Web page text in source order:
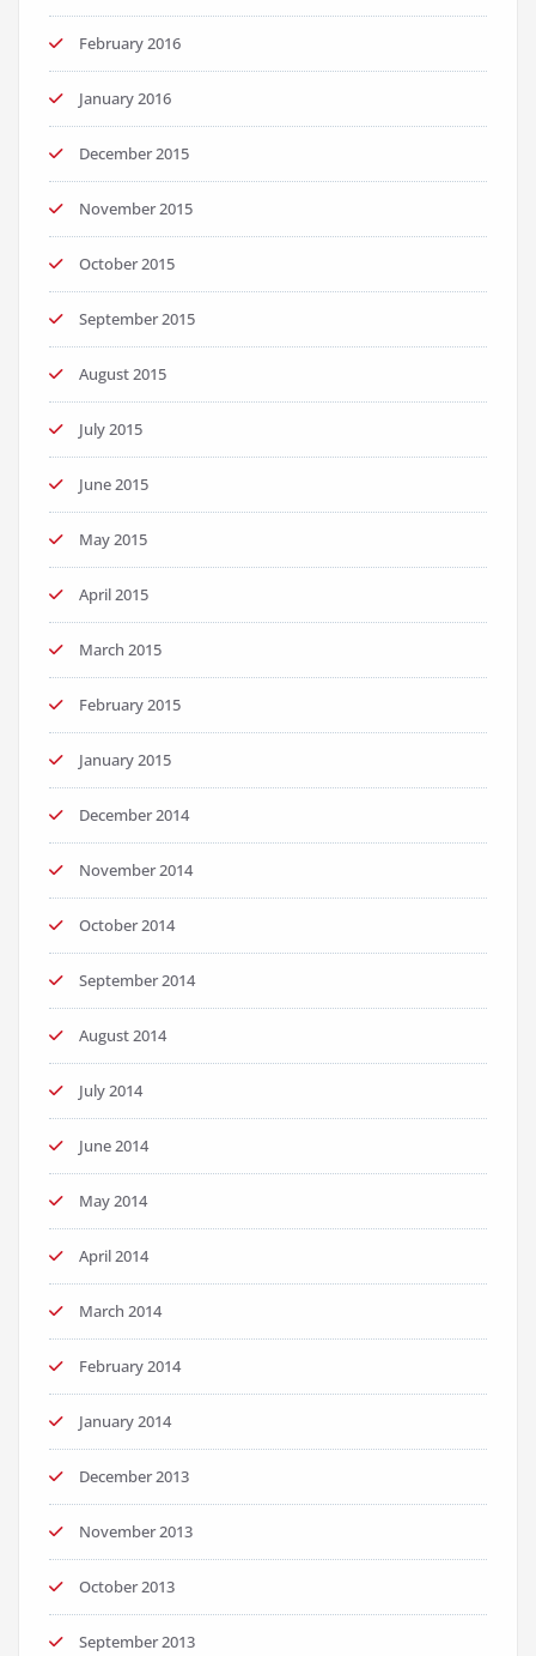
February 2016
January 2016
December 2015
November 2015
October 2015
September 2015
August 2015
July 2015
June 2015
May 2015
April 2015
March 2015
February 2015
January 2015
December 2014
November 2014
October 2014
September 2014
August 2014
July 2014
June 2014
May 2014
April 2014
March 2014
February 2014
January 2014
December 2013
November 2013
October 2013
September 2013